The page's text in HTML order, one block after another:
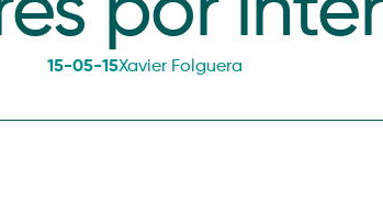
15-05-15Xavier Folguera